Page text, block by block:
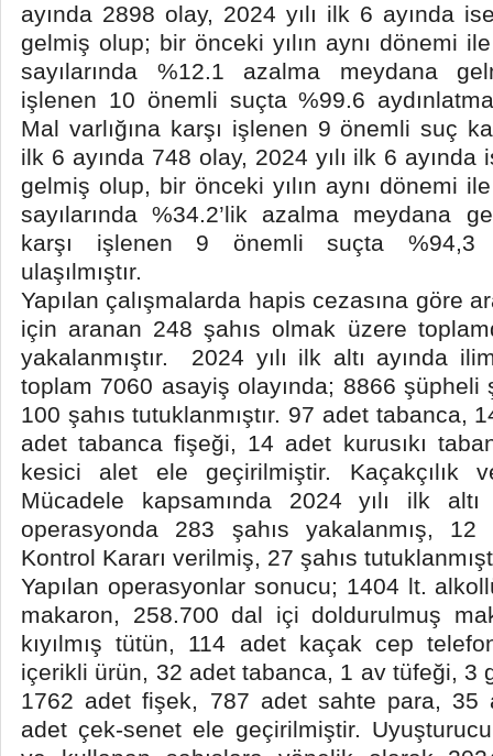
ayında 2898 olay, 2024 yılı ilk 6 ayında
gelmiş olup; bir önceki yılın aynı dönemi ile
sayılarında %12.1 azalma meydana
işlenen 10 önemli suçta %99.6 aydınlatma
Mal varlığına karşı işlenen 9 önemli suç
ilk 6 ayında 748 olay, 2024 yılı ilk 6
gelmiş olup, bir önceki yılın aynı dönemi ile
sayılarında %34.2’lik azalma meydana
karşı işlenen 9 önemli suçta %94,3
ulaşılmıştır.
Yapılan çalışmalarda hapis cezasına göre
için aranan 248 şahıs olmak üzere
yakalanmıştır. 2024 yılı ilk altı ayında
toplam 7060 asayiş olayında; 8866 şüpheli
100 şahıs tutuklanmıştır. 97 adet tabanca,
adet tabanca fişeği, 14 adet kurusıkı
kesici alet ele geçirilmiştir. Kaçakçılık
Mücadele kapsamında 2024 yılı ilk altı
operasyonda 283 şahıs yakalanmış, 12
Kontrol Kararı verilmiş, 27 şahıs
Yapılan operasyonlar sonucu; 1404 lt.
makaron, 258.700 dal içi doldurulmuş
kıyılmış tütün, 114 adet kaçak cep
içerikli ürün, 32 adet tabanca, 1 av tüfeği, 3
1762 adet fişek, 787 adet sahte para, 35
adet çek-senet ele geçirilmiştir.